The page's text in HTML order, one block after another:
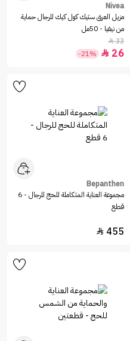
Nivea
مزيل العرق ستيك كول كيك للرجال حماية
من نيفيا - 50مل
33

26

-21%
Bepanthen
مجموعة العناية المتكاملة للحج للرجال - 6
قطع
455
